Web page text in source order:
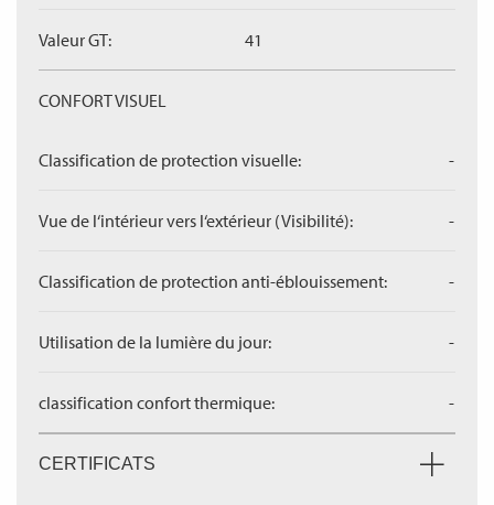
Valeur GT: 41
CONFORT VISUEL
Classification de protection visuelle: -
Vue de l‘intérieur vers l‘extérieur (Visibilité): -
Classification de protection anti-éblouissement: -
Utilisation de la lumière du jour: -
classification confort thermique: -
CERTIFICATS